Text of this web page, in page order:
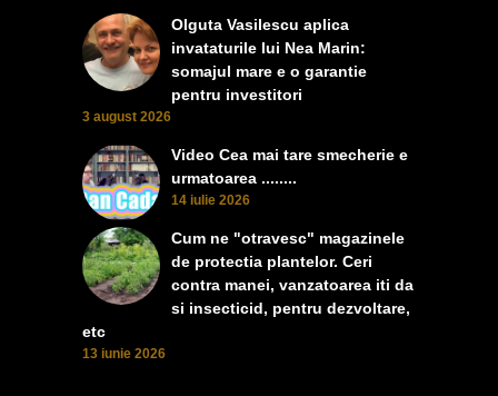
Olguta Vasilescu aplica
invataturile lui Nea Marin:
somajul mare e o garantie
pentru investitori
3 august 2026
Video Cea mai tare smecherie e
urmatoarea ........
14 iulie 2026
Cum ne "otravesc" magazinele
de protectia plantelor. Ceri
contra manei, vanzatoarea iti da
si insecticid, pentru dezvoltare,
etc
13 iunie 2026